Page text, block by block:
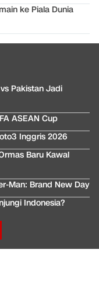
ke Piala Dunia
Pakistan Jadi
ASEAN Cup
Inggris 2026
Baru Kawal
Man: Brand New Day
Indonesia?